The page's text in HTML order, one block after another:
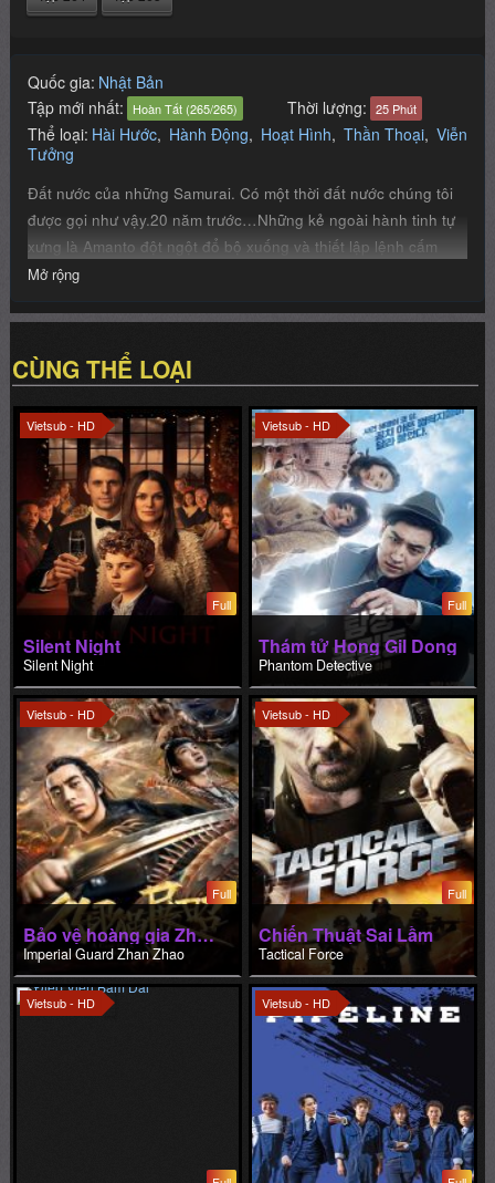
Quốc gia: Nhật Bản
Tập mới nhất:
Hoàn Tất (265/265) Thời lượng: 25 Phút
Thể loại: Hài Hước, Hành Động, Hoạt Hình, Thần Thoại, Viễn
Tưởng
Đất nước của những Samurai. Có một thời đất nước chúng tôi
được gọi như vậy.20 năm trước…Những kẻ ngoài hành tinh tự
xưng là Amanto đột ngột đổ bộ xuống và thiết lập lệnh cấm
mang kiếm. Samurai giờ đây bị khinh rẻ, coi thường. Trong thời
ta là Sakata Gintoki. Và tôi, Shimura Shinpachi, cùng Kagura-
chan vì một số việc đưa đẩy mà bắt đầu làm việc cho cái tên vô
trách nhiệm, hảo ngọt đó tại Vạn Sự Ốc. 3 người Vạn Sự Ốc
chúng tôi sẽ cùng nhau dọn sạch Edo hủ bại này. Ừm, anime
này là vậy thì phải?
Mở rộng
CÙNG THỂ LOẠI
Vietsub - HD
Full
Silent Night
Silent Night
Vietsub - HD
Full
Thám tử Hong Gil Dong
Phantom Detective
Vietsub - HD
Full
Bảo vệ hoàng gia Zhan Zhao
Imperial Guard Zhan Zhao
Vietsub - HD
Full
Chiến Thuật Sai Lầm
Tactical Force
Vietsub - HD Vietsub - HD